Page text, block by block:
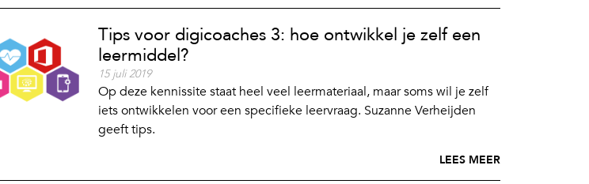
Tips voor digicoaches 3: hoe ontwikkel je zelf een
leermiddel?
15 juli 2019
Op deze kennissite staat heel veel leermateriaal, maar soms wil je zelf
iets ontwikkelen voor een specifieke leervraag. Suzanne Verheijden
geeft tips.
LEES MEER